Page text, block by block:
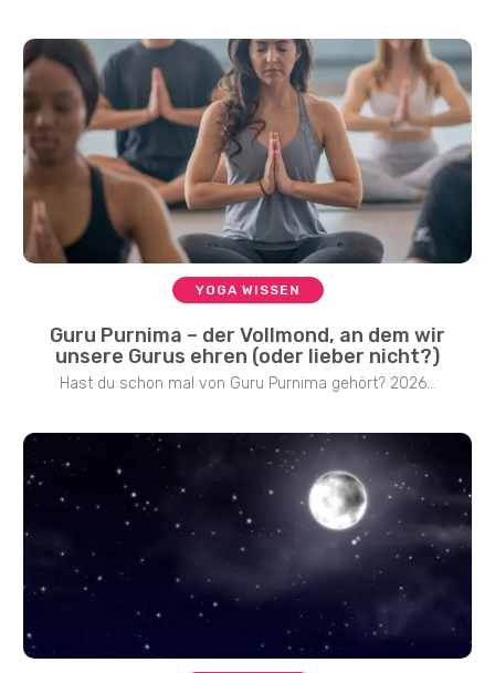
YOGA WISSEN
Guru Purnima – der Vollmond, an dem wir
unsere Gurus ehren (oder lieber nicht?)
Hast du schon mal von Guru Purnima gehört? 2026...